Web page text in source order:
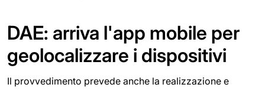
DAE: arriva l'app mobile per
geolocalizzare i dispositivi
Il provvedimento prevede anche la realizzazione e